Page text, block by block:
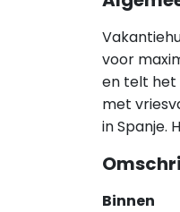
voor
en telt het
met
in Spanje.
Binnen